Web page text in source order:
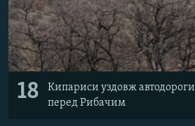
18
Кипариси уздовж
перед Рибачим